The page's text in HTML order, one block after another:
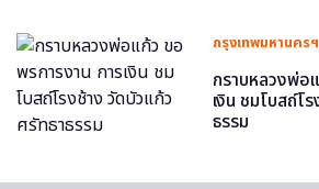
กรุงเทพมหานครฯ
กราบหลวงพ่อ
เงิน ชมโบสถ์โ
ธรรม